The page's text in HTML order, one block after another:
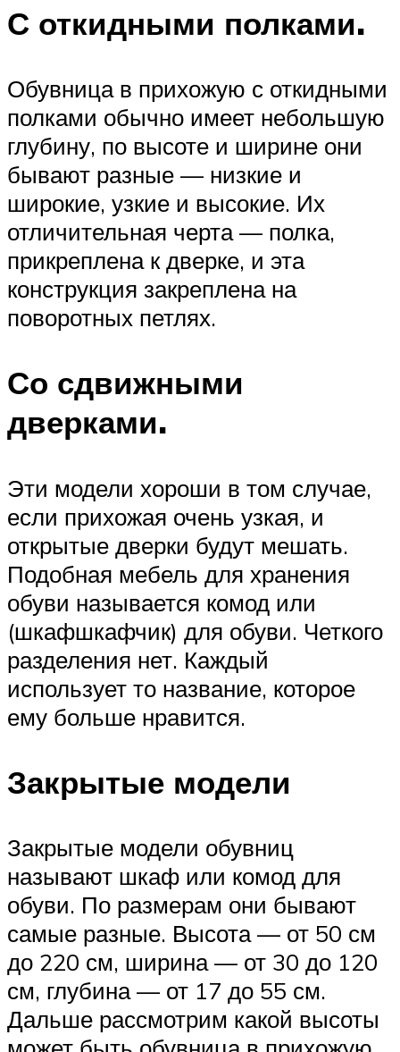
С откидными полками.
Обувница в прихожую с откидными
полками обычно имеет небольшую
глубину, по высоте и ширине они
бывают разные — низкие и
широкие, узкие и высокие. Их
отличительная черта — полка,
прикреплена к дверке, и эта
конструкция закреплена на
поворотных петлях.
Со сдвижными
дверками.
Эти модели хороши в том случае,
если прихожая очень узкая, и
открытые дверки будут мешать.
Подобная мебель для хранения
обуви называется комод или
(шкафшкафчик) для обуви. Четкого
разделения нет. Каждый
использует то название, которое
ему больше нравится.
Закрытые модели
Закрытые модели обувниц
называют шкаф или комод для
обуви. По размерам они бывают
самые разные. Высота — от 50 см
до 220 см, ширина — от 30 до 120
см, глубина — от 17 до 55 см.
Дальше рассмотрим какой высоты